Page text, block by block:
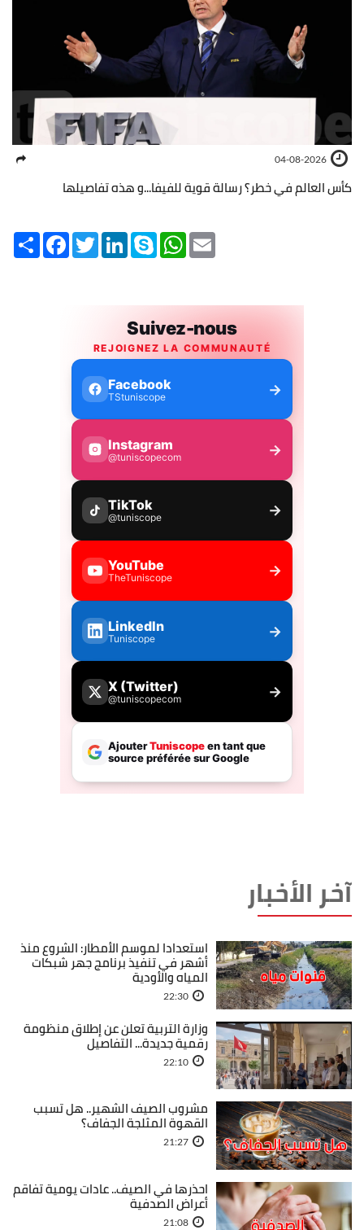
04-08-2026
كأس العالم في خطر؟ رسالة قوية للفيفا...و هذه تفاصيلها
Share FacebookTwitterLinkedInSkype WhatsApp
آخر الأخبار
استعدادا لموسم الأمطار: الشروع منذ
أشهر في تنفيذ برنامج جهر شبكات
المياه والأودية
22:30
وزارة التربية تعلن عن إطلاق منظومة
رقمية جديدة... التفاصيل
22:10
مشروب الصيف الشهير.. هل تسبب
القهوة المثلجة الجفاف؟
21:27
احذرها في الصيف.. عادات يومية تفاقم
أعراض الصدفية
21:08